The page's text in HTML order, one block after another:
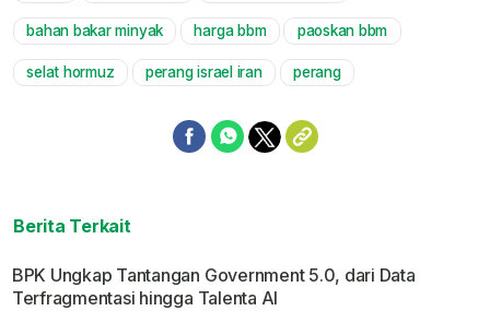
bahan bakar minyak harga bbm paoskan bbm
selat hormuz perang israel iran perang
Berita Terkait
BPK Ungkap Tantangan Government 5.0, dari Data
Terfragmentasi hingga Talenta AI